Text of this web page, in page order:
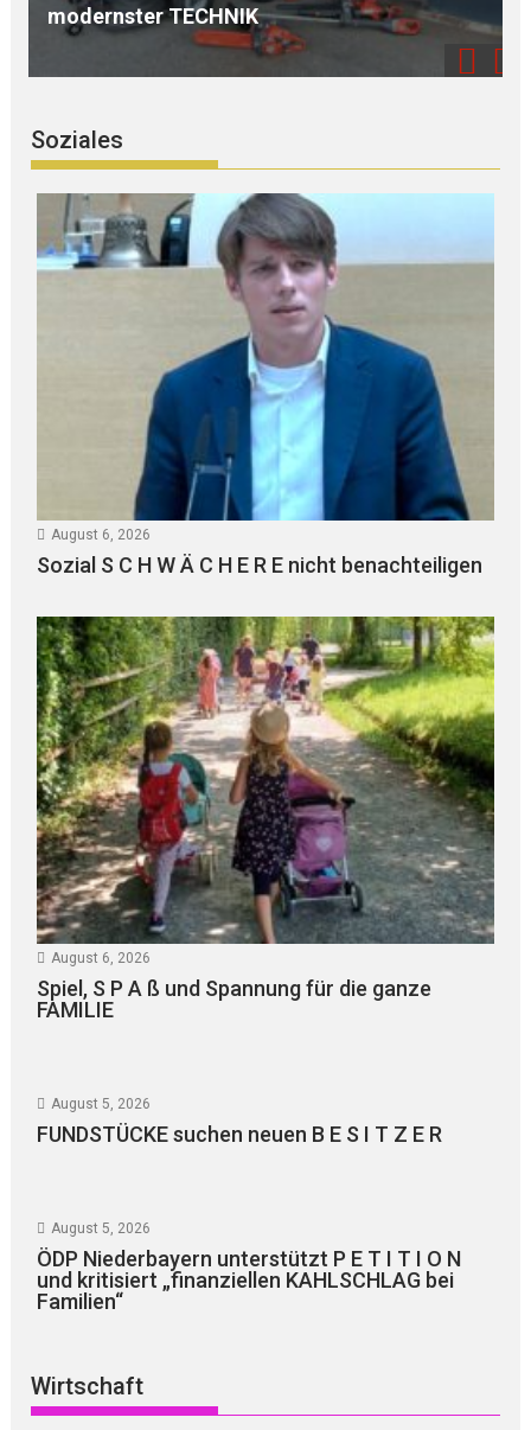
N G eines
Soziales
August 6, 2026
Sozial S C H W Ä C H E R E nicht benachteiligen
August 6, 2026
Spiel, S P A ß und Spannung für die ganze
FAMILIE
August 5, 2026
FUNDSTÜCKE suchen neuen B E S I T Z E R
August 5, 2026
ÖDP Niederbayern unterstützt P E T I T I O N
und kritisiert „finanziellen KAHLSCHLAG bei
Familien“
Wirtschaft